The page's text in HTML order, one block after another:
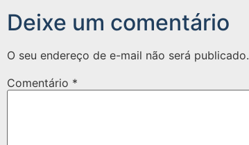
Deixe um comentário
O seu endereço de e-mail não será publicado.
Comentário *